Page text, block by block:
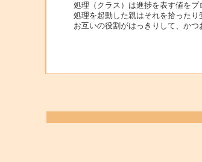
処理（クラス）は進捗を表す値をプ
処理を起動した親はそれを拾ったり
お互いの役割がはっきりして、かつ